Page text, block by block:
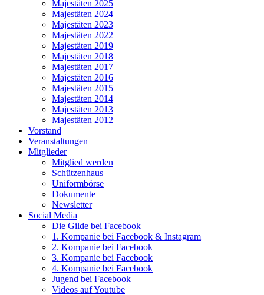
Majestäten 2025
Majestäten 2024
Majestäten 2023
Majestäten 2022
Majestäten 2019
Majestäten 2018
Majestäten 2017
Majestäten 2016
Majestäten 2015
Majestäten 2014
Majestäten 2013
Majestäten 2012
Vorstand
Veranstaltungen
Mitglieder
Mitglied werden
Schützenhaus
Uniformbörse
Dokumente
Newsletter
Social Media
Die Gilde bei Facebook
1. Kompanie bei Facebook & Instagram
2. Kompanie bei Facebook
3. Kompanie bei Facebook
4. Kompanie bei Facebook
Jugend bei Facebook
Videos auf Youtube